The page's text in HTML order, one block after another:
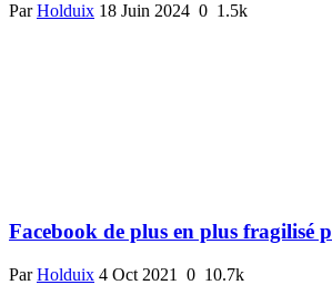
ParHolduix 18 Juin 2024 0 1.5k
Facebook de plus en plus fragilisé
ParHolduix 4 Oct 2021 0 10.7k